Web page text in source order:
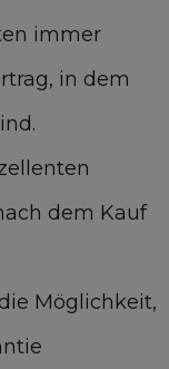
immer
in dem
dem Kauf
Möglichkeit,